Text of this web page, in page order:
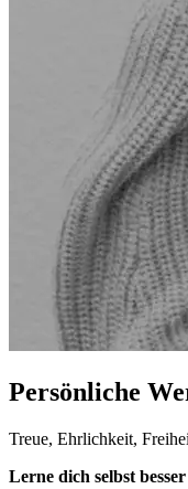
Persönliche
Treue, Ehrlichkeit,
Lerne dich selbst